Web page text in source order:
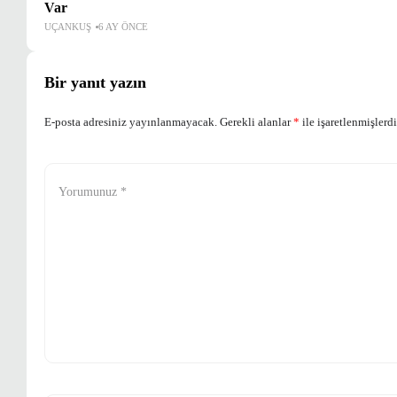
Var
UÇANKUŞ 6 AY ÖNCE
Bir yanıt yazın
E-posta adresiniz yayınlanmayacak. Gerekli alanlar* ile